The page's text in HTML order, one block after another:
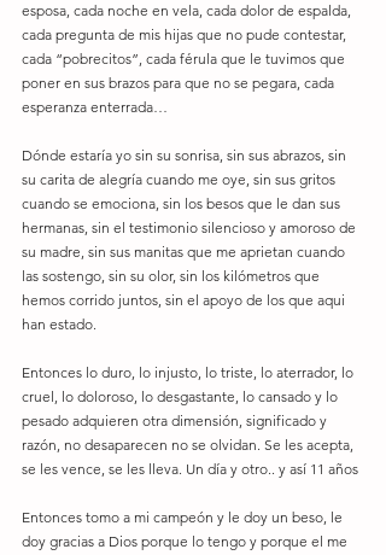
esposa, cada noche en vela, cada dolor de espalda,
cada pregunta de mis hijas que no pude contestar,
cada “pobrecitos”, cada férula que le tuvimos que
poner en sus brazos para que no se pegara, cada
esperanza enterrada…
Dónde estaría yo sin su sonrisa, sin sus abrazos, sin
su carita de alegría cuando me oye, sin sus gritos
cuando se emociona, sin los besos que le dan sus
hermanas, sin el testimonio silencioso y amoroso de
su madre, sin sus manitas que me aprietan cuando
las sostengo, sin su olor, sin los kilómetros que
hemos corrido juntos, sin el apoyo de los que aqui
han estado.
Entonces lo duro, lo injusto, lo triste, lo aterrador, lo
cruel, lo doloroso, lo desgastante, lo cansado y lo
pesado adquieren otra dimensión, significado y
razón, no desaparecen no se olvidan. Se les acepta,
se les vence, se les lleva. Un día y otro.. y así 11 años
Entonces tomo a mi campeón y le doy un beso, le
doy gracias a Dios porque lo tengo y porque el me